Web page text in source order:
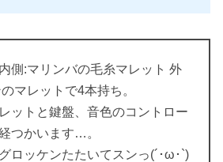
側:マリンバの毛糸マレット 外
マレットで4本持ち。
ットと鍵盤、音色のコントロー
つかいます…。
ロッケンたたいてスンっ(´･ω･`)